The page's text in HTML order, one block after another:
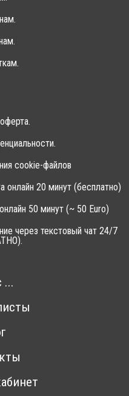
cookie-файлов
онлайн 20 минут (бесплатно)
50 минут (~ 50 Euro)
через текстовый чат 24/7
...